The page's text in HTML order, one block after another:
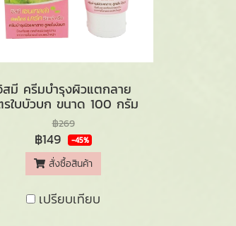
สมี ครีมบำรุงผิวแตกลาย
ใบบัวบก ขนาด 100 กรัม
฿269
฿149 -45%
สั่งซื้อสินค้า
เปรียบเทียบ